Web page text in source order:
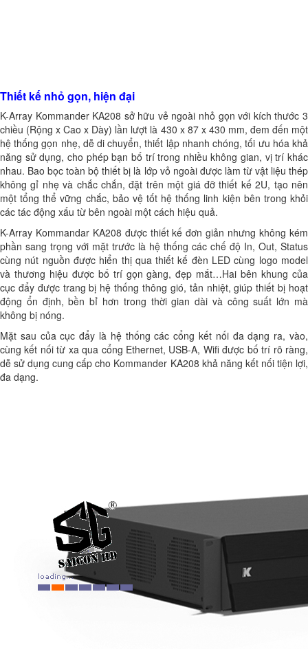
Thiết kế nhỏ gọn, hiện đại
K-Array Kommander KA208 sở hữu vẻ ngoài nhỏ gọn với kích thước 3
chiều (Rộng x Cao x Dày) lần lượt là 430 x 87 x 430 mm, đem đến một
hệ thống gọn nhẹ, dễ di chuyển, thiết lập nhanh chóng, tối ưu hóa khả
năng sử dụng, cho phép bạn bố trí trong nhiều không gian, vị trí khác
nhau. Bao bọc toàn bộ thiết bị là lớp vỏ ngoài được làm từ vật liệu thép
không gỉ nhẹ và chắc chắn, đặt trên một giá đỡ thiết kế 2U, tạo nên
một tổng thể vững chắc, bảo vệ tốt hệ thống linh kiện bên trong khỏi
các tác động xấu từ bên ngoài một cách hiệu quả.
K-Array Kommandar KA208 được thiết kế đơn giản nhưng không kém
phần sang trọng với mặt trước là hệ thống các chế độ In, Out, Status
cùng nút nguồn được hiển thị qua thiết kế đèn LED cùng logo model
và thương hiệu được bố trí gọn gàng, đẹp mắt…Hai bên khung của
cục đẩy được trang bị hệ thống thông gió, tản nhiệt, giúp thiết bị hoạt
động ổn định, bền bỉ hơn trong thời gian dài và công suất lớn mà
không bị nóng.
Mặt sau của cục đẩy là hệ thống các cổng kết nối đa dạng ra, vào,
cùng kết nối từ xa qua cổng Ethernet, USB-A, Wifi được bố trí rõ ràng,
dễ sử dụng cung cấp cho Kommander KA208 khả năng kết nối tiện lợi,
đa dạng.